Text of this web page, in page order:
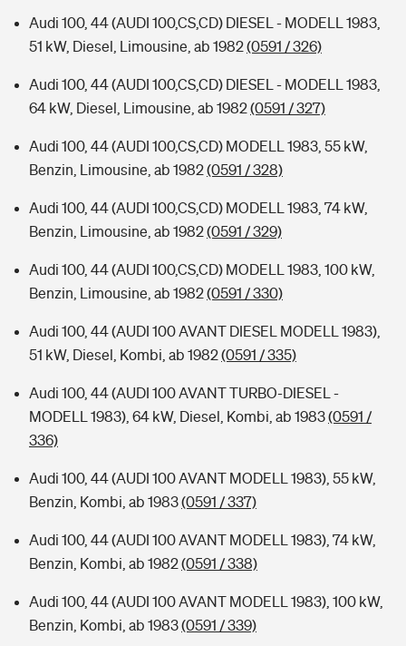
Audi 100, 44 (AUDI 100,CS,CD) DIESEL - MODELL 1983,
51 kW, Diesel, Limousine, ab 1982(0591 / 326)
Audi 100, 44 (AUDI 100,CS,CD) DIESEL - MODELL 1983,
64 kW, Diesel, Limousine, ab 1982(0591 / 327)
Audi 100, 44 (AUDI 100,CS,CD) MODELL 1983, 55 kW,
Benzin, Limousine, ab 1982(0591 / 328)
Audi 100, 44 (AUDI 100,CS,CD) MODELL 1983, 74 kW,
Benzin, Limousine, ab 1982(0591 / 329)
Audi 100, 44 (AUDI 100,CS,CD) MODELL 1983, 100 kW,
Benzin, Limousine, ab 1982(0591 / 330)
Audi 100, 44 (AUDI 100 AVANT DIESEL MODELL 1983),
51 kW, Diesel, Kombi, ab 1982(0591 / 335)
Audi 100, 44 (AUDI 100 AVANT TURBO-DIESEL -
MODELL 1983), 64 kW, Diesel, Kombi, ab 1983(0591 /
336)
Audi 100, 44 (AUDI 100 AVANT MODELL 1983), 55 kW,
Benzin, Kombi, ab 1983(0591 / 337)
Audi 100, 44 (AUDI 100 AVANT MODELL 1983), 74 kW,
Benzin, Kombi, ab 1982(0591 / 338)
Audi 100, 44 (AUDI 100 AVANT MODELL 1983), 100 kW,
Benzin, Kombi, ab 1983(0591 / 339)